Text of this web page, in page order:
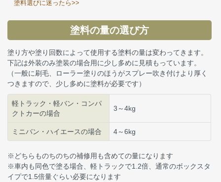
塗料選びに迷ったら>>
塗料の量の選び方
塗り方や塗り回数によって使用する塗料の量は変わってきます。
下記は外装のみ塗装の場合用に少し多めに見積もっています。
（一般に刷毛、ローラー塗りのほうがスプレー吹き付けより厚く
つきますので、少し多めに塗料が必要です）
軽トラック・軽バン・コンパ
クトカーの場合
3～4kg
ミニバン・ハイエースの場合 4～6kg
※どちらものちのちの補修用も含めての量になります
※車内も同色で塗る場合、軽トラックで1.2倍、通常のボックスタ
イプで1.5倍量ぐらい必要になります